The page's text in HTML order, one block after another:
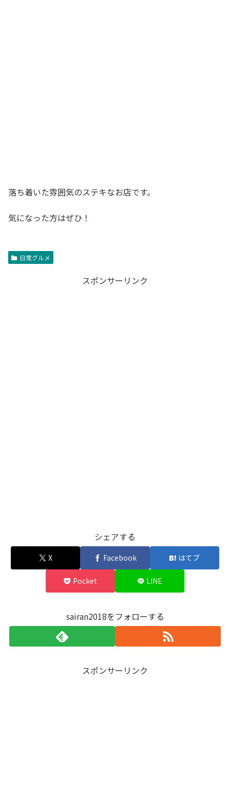
落ち着いた雰囲気のステキなお店です。
気になった方はぜひ！
日常グルメ
スポンサーリンク
シェアする
X Facebook はてブ
Pocket LINE
sairan2018をフォローする
スポンサーリンク